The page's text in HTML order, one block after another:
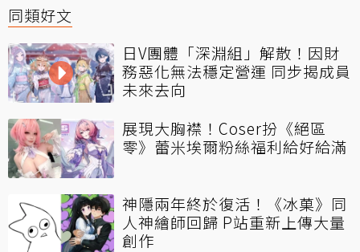
同類好文
日V團體「深淵組」解散！因財
務惡化無法穩定營運 同步揭成員
未來去向
展現大胸襟！Coser扮《絕區
零》蕾米埃爾粉絲福利給好給滿
神隱兩年終於復活！《冰菓》同
人神繪師回歸 P站重新上傳大量
創作